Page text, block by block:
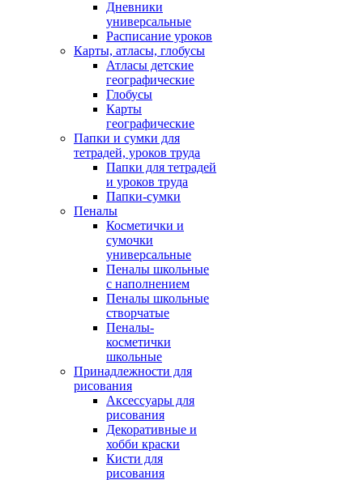
Дневники
универсальные
Расписание уроков
Карты, атласы, глобусы
Атласы детские
географические
Глобусы
Карты
географические
Папки и сумки для
тетрадей, уроков труда
Папки для тетрадей
и уроков труда
Папки-сумки
Пеналы
Косметички и
сумочки
универсальные
Пеналы школьные
с наполнением
Пеналы школьные
створчатые
Пеналы-
косметички
школьные
Принадлежности для
рисования
Аксессуары для
рисования
Декоративные и
хобби краски
Кисти для
рисования